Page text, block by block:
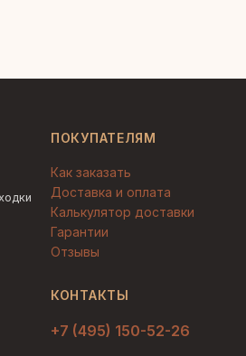
ПОКУПАТЕЛЯМ
Как заказать
Доставка и оплата
Калькулятор доставки
Гарантии
Отзывы
КОНТАКТЫ
+7 (495) 150-52-26